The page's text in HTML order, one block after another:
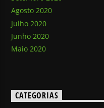
Agosto 2020
Julho 2020
Junho 2020
Maio 2020
CATEGORIAS